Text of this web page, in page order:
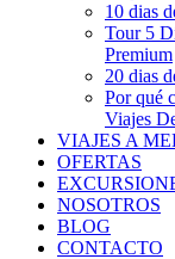
10 dias
Tour 5
Premium
20 dias
Por qué
Viajes
VIAJES A
OFERTAS
NOSOTROS
BLOG
CONTACTO